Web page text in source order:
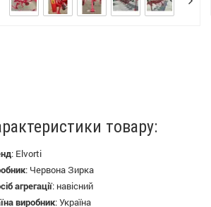
товару:
: Elvorti
: Червона Зирка
агрегації: навісний
виробник:Україна